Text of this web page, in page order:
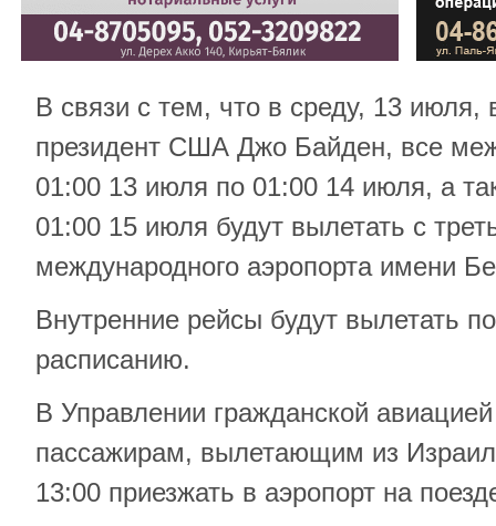
В связи с тем, что в среду, 13 июля,
президент США Джо Байден, все
01:00 13 июля по 01:00 14 июля, а
01:00 15 июля будут вылетать с
международного аэропорта имени
Внутренние рейсы будут вылетать
расписанию.
В Управлении гражданской
пассажирам, вылетающим из
13:00 приезжать в аэропорт на